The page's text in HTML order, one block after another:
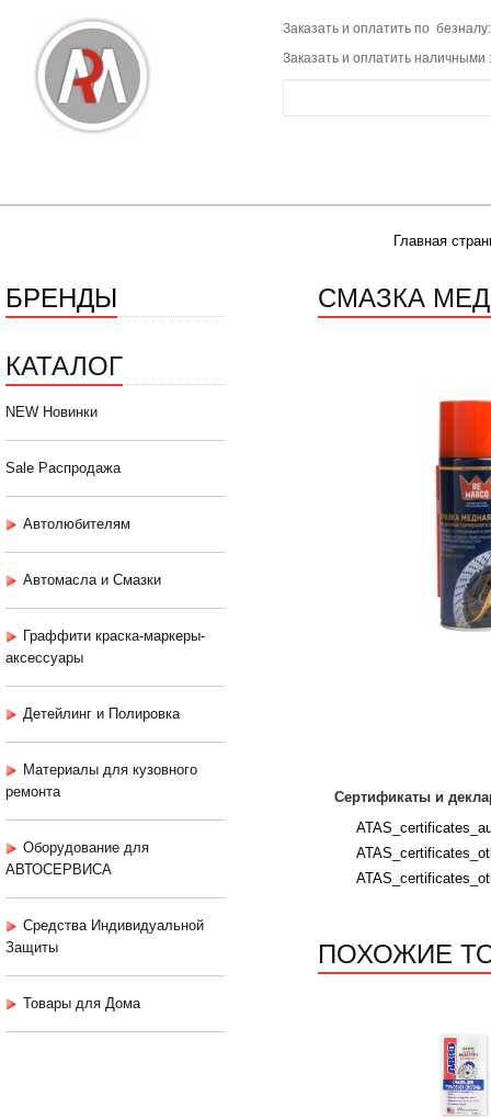
Заказать и оплатить по
Заказать и оплатить наличными
Главная
БРЕНДЫ
КАТАЛОГ
NEW Новинки
Sale Распродажа
Автолюбителям
Автомасла и Смазки
Граффити краска-маркеры-
аксессуары
Детейлинг и Полировка
Материалы для кузовного
ремонта
Оборудование для
АВТОСЕРВИСА
Средства Индивидуальной
Защиты
Товары для Дома
СМАЗКА
Сертификаты и
ПОХОЖИЕ